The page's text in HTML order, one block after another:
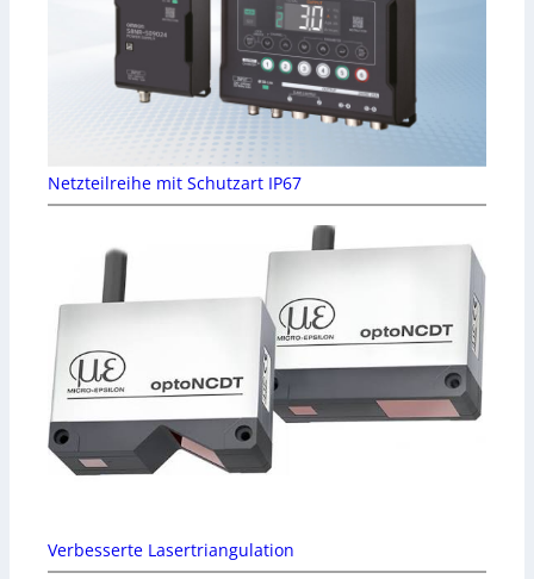
Netzteilreihe mit Schutzart IP67
Verbesserte Lasertriangulation